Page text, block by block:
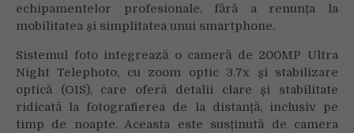
echipamentelor profesionale, fără a renunța la
mobilitatea și simplitatea unui smartphone.
Sistemul foto integrează o cameră de 200MP Ultra
Night Telephoto, cu zoom optic 3.7x și stabilizare
optică (OIS), care oferă detalii clare și stabilitate
ridicată la fotografierea de la distanță, inclusiv pe
timp de noapte. Aceasta este susținută de camera